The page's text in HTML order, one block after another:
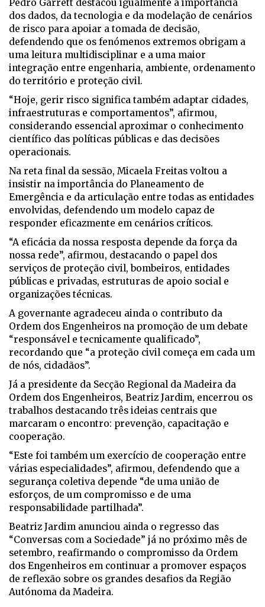
Pedro Garrett destacou igualmente a importância
dos dados, da tecnologia e da modelação de cenários
de risco para apoiar a tomada de decisão,
defendendo que os fenómenos extremos obrigam a
uma leitura multidisciplinar e a uma maior
integração entre engenharia, ambiente, ordenamento
do território e proteção civil.
“Hoje, gerir risco significa também adaptar cidades,
infraestruturas e comportamentos”, afirmou,
considerando essencial aproximar o conhecimento
científico das políticas públicas e das decisões
operacionais.
Na reta final da sessão, Micaela Freitas voltou a
insistir na importância do Planeamento de
Emergência e da articulação entre todas as entidades
envolvidas, defendendo um modelo capaz de
responder eficazmente em cenários críticos.
“A eficácia da nossa resposta depende da força da
nossa rede”, afirmou, destacando o papel dos
serviços de proteção civil, bombeiros, entidades
públicas e privadas, estruturas de apoio social e
organizações técnicas.
A governante agradeceu ainda o contributo da
Ordem dos Engenheiros na promoção de um debate
“responsável e tecnicamente qualificado”,
recordando que “a proteção civil começa em cada um
de nós, cidadãos”.
Já a presidente da Secção Regional da Madeira da
Ordem dos Engenheiros, Beatriz Jardim, encerrou os
trabalhos destacando três ideias centrais que
marcaram o encontro: prevenção, capacitação e
cooperação.
“Este foi também um exercício de cooperação entre
várias especialidades”, afirmou, defendendo que a
segurança coletiva depende “de uma união de
esforços, de um compromisso e de uma
responsabilidade partilhada”.
Beatriz Jardim anunciou ainda o regresso das
“Conversas com a Sociedade” já no próximo mês de
setembro, reafirmando o compromisso da Ordem
dos Engenheiros em continuar a promover espaços
de reflexão sobre os grandes desafios da Região
Autónoma da Madeira.